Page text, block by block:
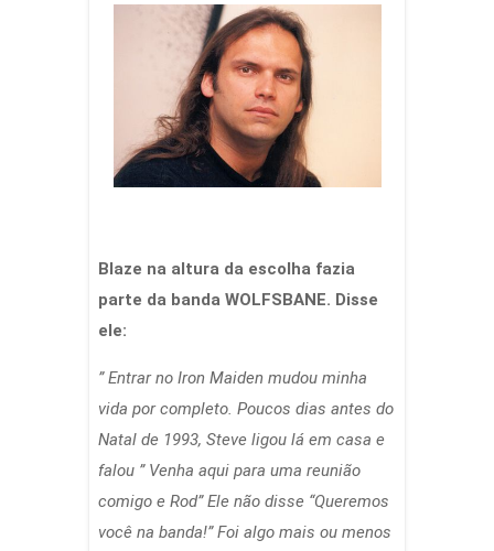
Blaze na altura da escolha fazia
parte da banda WOLFSBANE. Disse
ele:
” Entrar no Iron Maiden mudou minha
vida por completo. Poucos dias antes do
Natal de 1993, Steve ligou lá em casa e
falou ” Venha aqui para uma reunião
comigo e Rod” Ele não disse “Queremos
você na banda!” Foi algo mais ou menos